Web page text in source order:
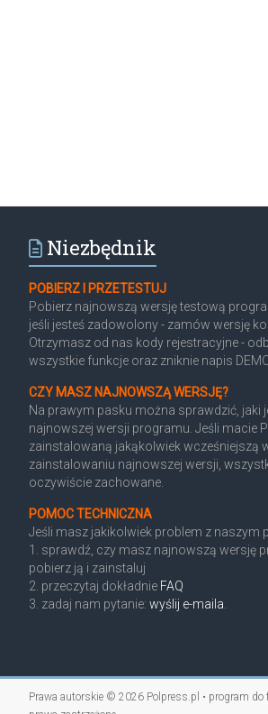
Niezbędnik
POBIERZ I PRZETESTUJ
Pobierz najnowszą wersję testową
jeśli jesteś zadowolony - zamów wersję
Otrzymasz od nas kody rejestracyjne -
wszystkie funkcje oraz zniknie napis
CZY MASZ NAJNOWSZĄ WERSJĘ?
Na prawym pasku można sprawdzić, jaki
najnowszej wersji programu. Jeśli macie
zainstalowaną jakąkolwiek wcześniejszą
zainstalowaniu najnowszej wersji,
oczywiście zachowane.
POMOC TECHNICZNA
Jeśli masz jakikolwiek problem z naszym
1. sprawdź, czy masz najnowszą wersję
pobierz ją i zainstaluj
2. przeczytaj dokładnie FAQ
3. zadaj nam pytanie: wyślij e-maila
Prawa autorskie © 2026 Polpress.pl • program do